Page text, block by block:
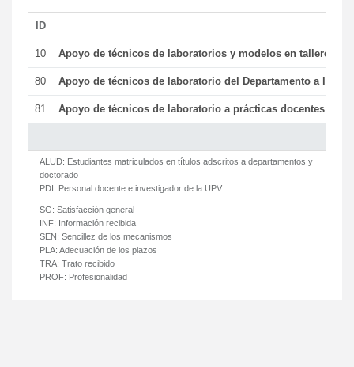
ID
10 Apoyo de técnicos de laboratorios y modelos en talleres/
80 Apoyo de técnicos de laboratorio del Departamento a la
81 Apoyo de técnicos de laboratorio a prácticas docentes y
ALUD: Estudiantes matriculados en títulos adscritos a departamentos y
doctorado
PDI: Personal docente e investigador de la UPV
SG: Satisfacción general
INF: Información recibida
SEN: Sencillez de los mecanismos
PLA: Adecuación de los plazos
TRA: Trato recibido
PROF: Profesionalidad